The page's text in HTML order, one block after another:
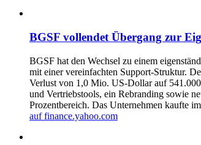
BGSF vollendet Übergang zur
BGSF hat den Wechsel zu einem
mit einer vereinfachten Support-Struktur.
Verlust von 1,0 Mio. US-Dollar auf
und Vertriebstools, ein Rebranding sowie
Prozentbereich. Das Unternehmen kaufte
auf finance.yahoo.com